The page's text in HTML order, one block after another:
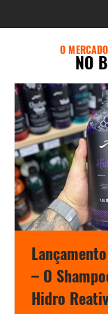
O
NO
Lançamento
– O
Hidro